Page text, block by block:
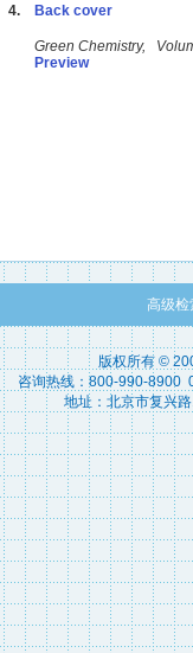
4. Back cover
Green Chemistry,
Preview
高级检
版权所有 ©
咨询热线：800-990-8900
地址：北京市复兴